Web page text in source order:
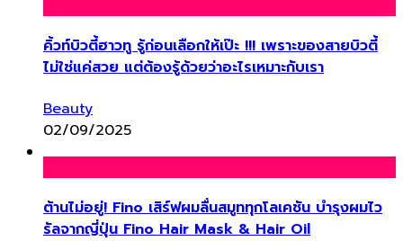
คิ้วท์บิวตี้ฮาวทู รู้ก่อนเลือกให้เป๊ะ !!! เพราะของสายบิวตี้
ไม่ใช่แค่สวย แต่ต้องรู้ด้วยว่าอะไรเหมาะกับเรา
Beauty
02/09/2025
ต้านไม่อยู่! Fino เสิร์ฟผมลื่นสมูททุกโลเคชัน บำรุงผมไว
รัลจากญี่ปุ่น Fino Hair Mask & Hair Oil